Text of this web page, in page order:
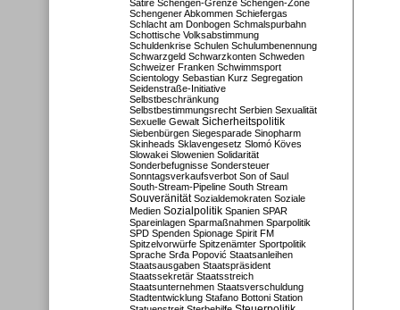
Satire Schengen-Grenze Schengen-Zone
Schengener Abkommen Schiefergas
Schlacht am Donbogen Schmalspurbahn
Schottische Volksabstimmung
Schuldenkrise Schulen Schulumbenennung
Schwarzgeld Schwarzkonten Schweden
Schweizer Franken Schwimmsport
Scientology Sebastian Kurz Segregation
Seidenstraße-Initiative
Selbstbeschränkung
Selbstbestimmungsrecht Serbien Sexualität
Sexuelle Gewalt Sicherheitspolitik
Siebenbürgen Siegesparade Sinopharm
Skinheads Sklavengesetz Slomó Köves
Slowakei Slowenien Solidarität
Sonderbefugnisse Sondersteuer
Sonntagsverkaufsverbot Son of Saul
South-Stream-Pipeline South Stream
Souveränität Sozialdemokraten Soziale
Medien Sozialpolitik Spanien SPAR
Spareinlagen Sparmaßnahmen Sparpolitik
SPD Spenden Spionage Spirit FM
Spitzelvorwürfe Spitzenämter Sportpolitik
Sprache Srđa Popović Staatsanleihen
Staatsausgaben Staatspräsident
Staatssekretär Staatsstreich
Staatsunternehmen Staatsverschuldung
Stadtentwicklung Stafano Bottoni Station